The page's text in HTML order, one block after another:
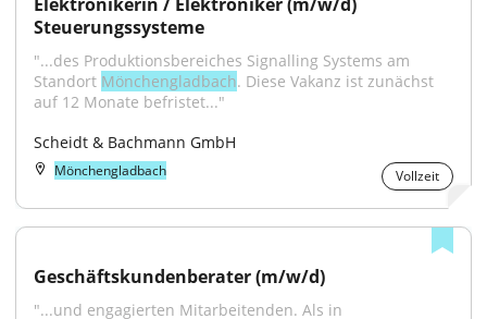
Steuerungssysteme
"...des Produktionsbereiches Signalling Systems am
Standort Mönchengladbach. Diese Vakanz ist zunächst
auf 12 Monate befristet..."
Scheidt & Bachmann GmbH
Mönchengladbach Vollzeit
Geschäftskundenberater (m/w/d)